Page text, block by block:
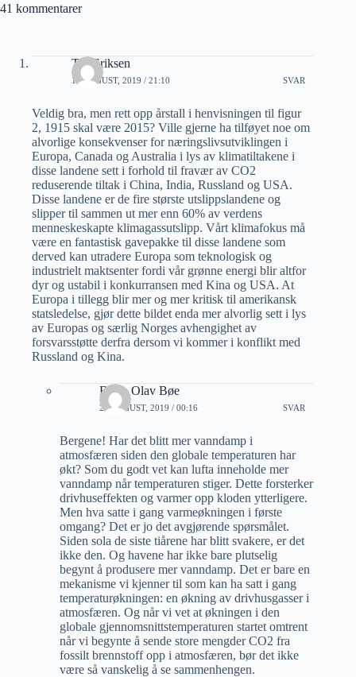
41 kommentarer
Tor Eriksen
16 AUGUST, 2019 / 21:10 SVAR
Veldig bra, men rett opp årstall i henvisningen til figur
2, 1915 skal være 2015? Ville gjerne ha tilføyet noe om
alvorlige konsekvenser for næringslivsutviklingen i
Europa, Canada og Australia i lys av klimatiltakene i
disse landene sett i forhold til fravær av CO2
reduserende tiltak i China, India, Russland og USA.
Disse landene er de fire største utslippslandene og
slipper til sammen ut mer enn 60% av verdens
menneskeskapte klimagassutslipp. Vårt klimafokus må
være en fantastisk gavepakke til disse landene som
derved kan utradere Europa som teknologisk og
industrielt maktsenter fordi vår grønne energi blir altfor
dyr og ustabil i konkurransen med Kina og USA. At
Europa i tillegg blir mer og mer kritisk til amerikansk
statsledelse, gjør dette bildet enda mer alvorlig sett i lys
av Europas og særlig Norges avhengighet av
forsvarsstøtte derfra dersom vi kommer i konflikt med
Russland og Kina.
Bjørn Olav Bøe
21 AUGUST, 2019 / 00:16 SVAR
Bergene! Har det blitt mer vanndamp i
atmosfæren siden den globale temperaturen har
økt? Som du godt vet kan lufta inneholde mer
vanndamp når temperaturen stiger. Dette forsterker
drivhuseffekten og varmer opp kloden ytterligere.
Men hva satte i gang varmeøkningen i første
omgang? Det er jo det avgjørende spørsmålet.
Siden sola de siste tiårene har blitt svakere, er det
ikke den. Og havene har ikke bare plutselig
begynt å produsere mer vanndamp. Det er bare en
mekanisme vi kjenner til som kan ha satt i gang
temperaturøkningen: en økning av drivhusgasser i
atmosfæren. Og når vi vet at økningen i den
globale gjennomsnittstemperaturen startet omtrent
når vi begynte å sende store mengder CO2 fra
fossilt brennstoff opp i atmosfæren, bør det ikke
være så vanskelig å se sammenhengen.